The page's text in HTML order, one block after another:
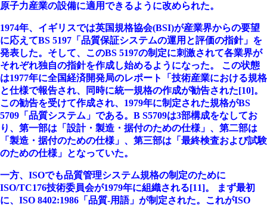
原子力産業の設備に適用できるように改められた。
1974年、イギリスでは英国規格協会(BSI)が産業界からの要望
に応えてBS 5197「品質保証システムの運用と評価の指針」を
発表した。そして、このBS 5197の制定に刺激されて各業界が
それぞれ独自の指針を作成し始めるようになった。 この状態
は1977年に全国経済開発局のレポート「技術産業における規格
と仕様で報告され、同時に統一規格の作成が勧告された[10]。
この勧告を受けて作成され、1979年に制定された規格がBS
5709「品質システム」である。B S5709は3部構成をなしてお
り、第一部は「設計・製造・据付のための仕様」、第二部は
「製造・据付のための仕様」、第三部は「最終検査および試験
のための仕様」となっていた。
一方、ISOでも品質管理システム規格の制定のために
ISO/TC176技術委員会が1979年に組織される[11]。 まず最初
に、ISO 8402:1986「品質-用語」が制定された。これがISO